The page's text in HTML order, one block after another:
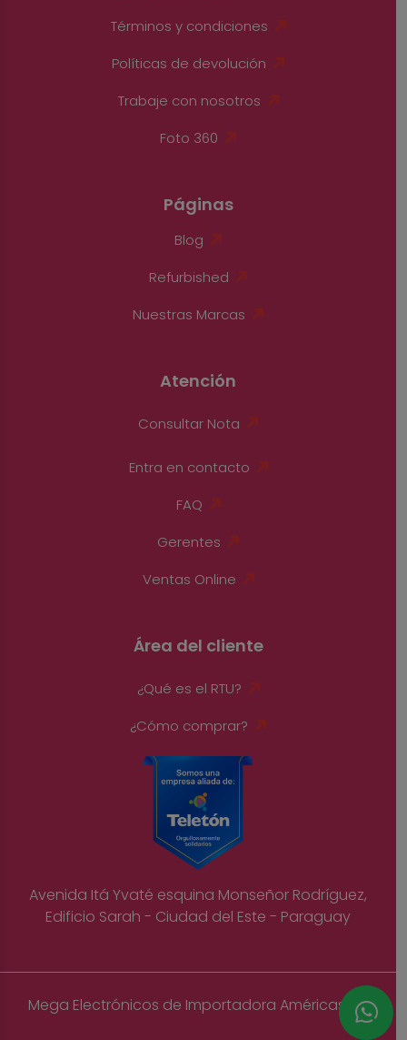
Términos y condiciones
Políticas de devolución
Trabaje con nosotros
Foto 360
Páginas
Blog
Refurbished
Nuestras Marcas
Atención
Consultar Nota
Entra en contacto
FAQ
Gerentes
Ventas Online
Área del cliente
¿Qué es el RTU?
¿Cómo comprar?
Avenida Itá Yvaté esquina Monseñor Rodríguez,
Edificio Sarah - Ciudad del Este - Paraguay
Mega Electrónicos de Importadora Américas S.A